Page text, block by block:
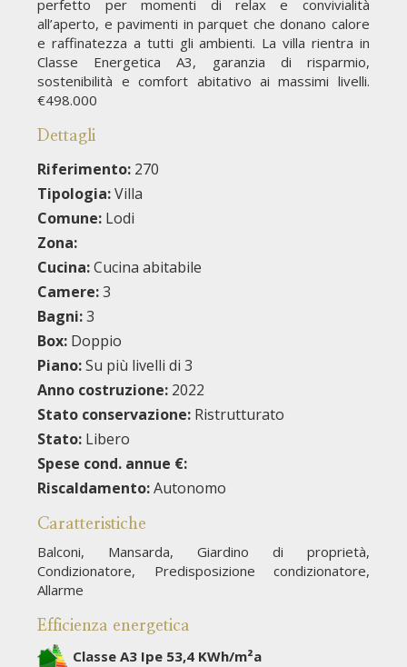
perfetto per momenti di relax e convivialità
all’aperto, e pavimenti in parquet che donano calore
e raffinatezza a tutti gli ambienti. La villa rientra in
Classe Energetica A3, garanzia di risparmio,
sostenibilità e comfort abitativo ai massimi livelli.
€498.000
Dettagli
Riferimento: 270
Tipologia:Villa
Comune: Lodi
Zona:
Cucina:Cucina abitabile
Camere:3
Bagni:3
Box: Doppio
Piano:Su più livelli di 3
Anno costruzione: 2022
Stato conservazione: Ristrutturato
Stato: Libero
Spese cond. annue €:
Riscaldamento:Autonomo
Caratteristiche
Balconi, Mansarda, Giardino di proprietà,
Condizionatore, Predisposizione condizionatore,
Allarme
Efficienza energetica
Classe A3 Ipe 53,4 KWh/m²a